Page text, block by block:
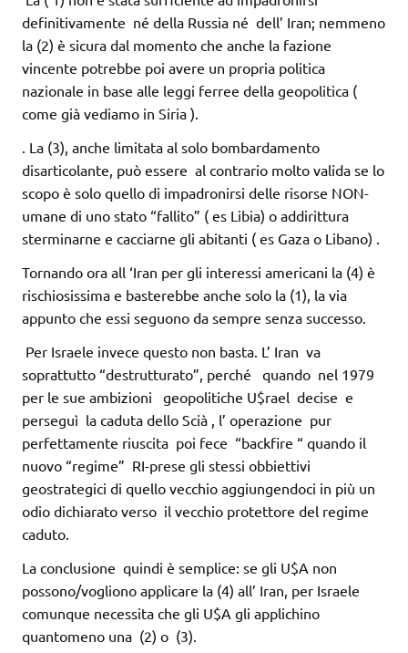
definitivamente né della Russia né dell’ Iran; nemmeno
la (2) è sicura dal momento che anche la fazione
vincente potrebbe poi avere un propria politica
nazionale in base alle leggi ferree della geopolitica (
come già vediamo in Siria ).
. La (3), anche limitata al solo bombardamento
disarticolante, può essere al contrario molto valida se lo
scopo è solo quello di impadronirsi delle risorse NON-
umane di uno stato “fallito” ( es Libia) o addirittura
sterminarne e cacciarne gli abitanti ( es Gaza o Libano) .
Tornando ora all ‘Iran per gli interessi americani la (4) è
rischiosissima e basterebbe anche solo la (1), la via
appunto che essi seguono da sempre senza successo.
Per Israele invece questo non basta. L’ Iran va
soprattutto “destrutturato”, perché quando nel 1979
per le sue ambizioni geopolitiche U$rael decise e
perseguì la caduta dello Scià , l’ operazione pur
perfettamente riuscita poi fece “backfire “ quando il
nuovo “regime” RI-prese gli stessi obbiettivi
geostrategici di quello vecchio aggiungendoci in più un
odio dichiarato verso il vecchio protettore del regime
caduto.
La conclusione quindi è semplice: se gli U$A non
possono/vogliono applicare la (4) all’ Iran, per Israele
comunque necessita che gli U$A gli applichino
quantomeno una (2) o (3).